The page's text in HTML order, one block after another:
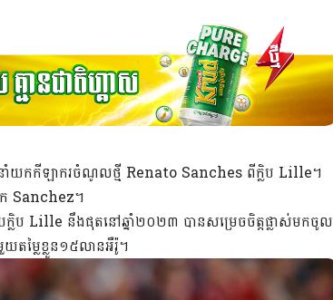
ាំយកកីឡាករចំណូលថ្មី Renato Sanches ពីក្លិប Lille។
Sanchez។
ក្លិប Lille នឹងផុតនៅឆ្នាំ២០២៣ បានសម្រេចចិត្តផ្លាស់មកចូល
តម្លៃខ្លួន១៥លានអឺរ៉ូ។